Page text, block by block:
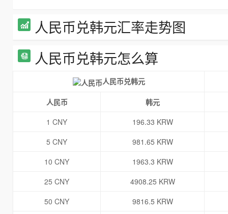
人民币兑韩元汇率走势图
人民币兑韩元怎么算
人民币兑韩元
人民币
韩元
1 CNY
196.33 KRW
5 CNY
981.65 KRW
10 CNY
1963.3 KRW
25 CNY
4908.25 KRW
50 CNY
9816.5 KRW